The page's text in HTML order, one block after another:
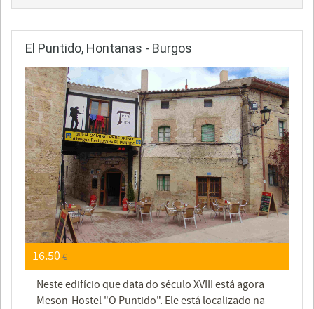
El Puntido, Hontanas - Burgos
16.50€
Neste edifício que data do século XVIII está agora
Meson-Hostel "O Puntido". Ele está localizado na